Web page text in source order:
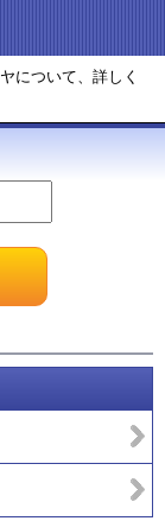
について、詳しく